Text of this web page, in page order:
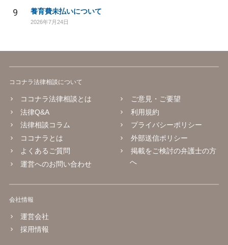
9 養育費未払いについて
2026年7月24日
ココナラ法律相談について
ココナラ法律相談とは
法律Q&A
法律相談コラム
ココナラとは
よくあるご質問
運営へのお問い合わせ
ご意見・ご要望
利用規約
プライバシーポリシー
外部送信ポリシー
掲載をご検討の弁護士の方
へ
会社情報
運営会社
採用情報